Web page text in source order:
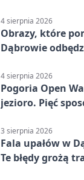
4 sierpnia 2026
Obrazy, które
Dąbrowie
4 sierpnia 2026
Pogoria Open
jezioro. Pięć
3 sierpnia 2026
Fala upałów w
Te błędy grożą